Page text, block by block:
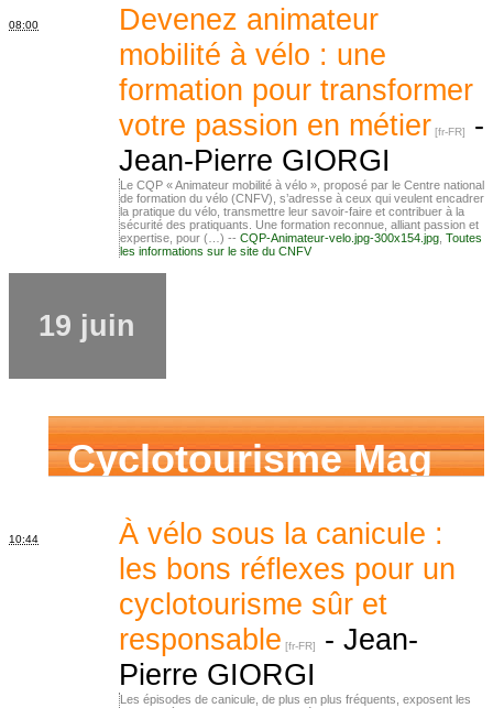
08:00
Devenez animateur
mobilité à vélo : une
formation pour transformer
votre passion en métier
-
Jean-Pierre GIORGI
Le CQP « Animateur mobilité à vélo », proposé par le Centre national
de formation du vélo (CNFV), s’adresse à ceux qui veulent encadrer
la pratique du vélo, transmettre leur savoir-faire et contribuer à la
sécurité des pratiquants. Une formation reconnue, alliant passion et
expertise, pour (…) -- CQP-Animateur-velo.jpg-300x154.jpg Toutes
les informations sur le site du CNFV
19 juin
Cyclotourisme Mag
10:44
À vélo sous la canicule :
les bons réflexes pour un
cyclotourisme sûr et
responsable
- Jean-
Pierre GIORGI
Les épisodes de canicule, de plus en plus fréquents, exposent les